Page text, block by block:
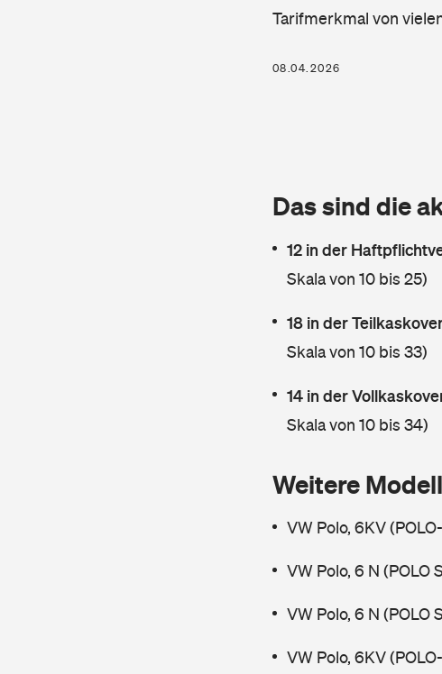
Tarifmerkmal von
08.04.2026
Das sind die
12 in der
Skala von 10 bis 25)
18 in der
Skala von 10 bis 33)
14 in der
Skala von 10 bis 34)
Weitere
VW Polo, 6KV
VW Polo, 6 N (POLO
VW Polo, 6 N (POLO
VW Polo, 6KV